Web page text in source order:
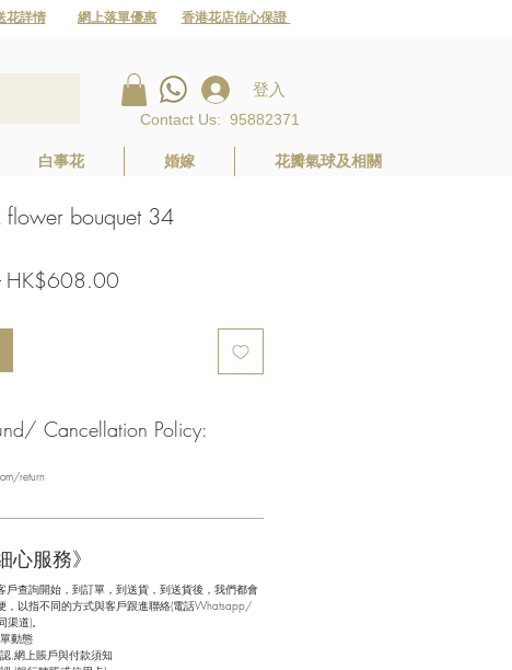
花詳情 網上落單優惠 香港花店信心保證
登入
Contact Us: 95882371
白事花 婚嫁 花瓣氣球及相關
bouquet 34
一
價
HK$608.00
Cancellation Policy:
return
心服務》
戶查詢開始，到訂單，到送貨，到送貨後，我們都會
，以指不同的方式與客戶跟進聯絡(電話Whatsapp/
道)。
態
,網上賬戶與付款須知